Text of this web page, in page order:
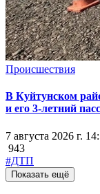
Происшествия
В Куйтунском
и его 3-летний
7 августа 2026 г.
943
#ДТП
Показать ещё